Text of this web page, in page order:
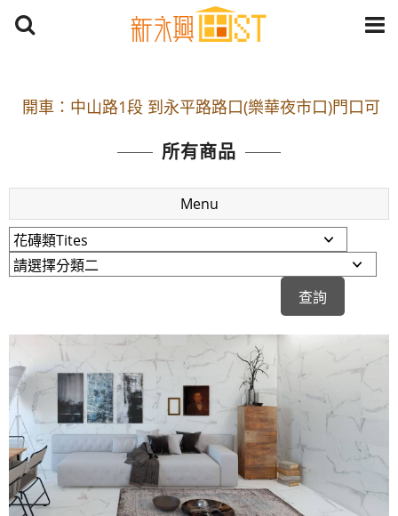
開車：中山路1段 到永平路路口(樂華夜市口)門口可
捷運： 中和線【頂溪站 2 號出口】往中山路1段139
號約10分鐘
原Line已滿 無法加Line好友 請親愛的客戶加入
LINE官方帳號@a0975005573
開車：中山路1段 到永平路路口(樂華夜市口)門口可
號約10分鐘
原Line已滿 無法加Line好友 請親愛的客戶加入
LINE官方帳號@a0975005573
所有商品
Menu